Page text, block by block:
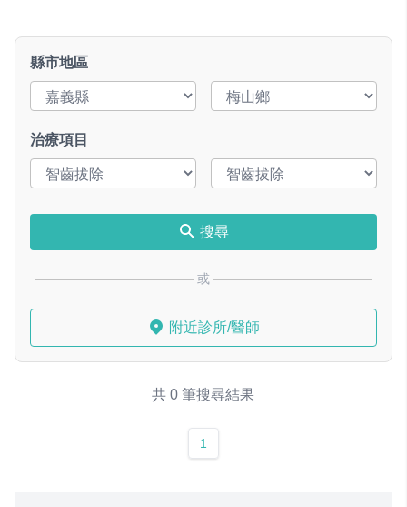
縣市地區
治療項目
搜尋
或
附近診所/醫師
共 0 筆搜尋結果
1